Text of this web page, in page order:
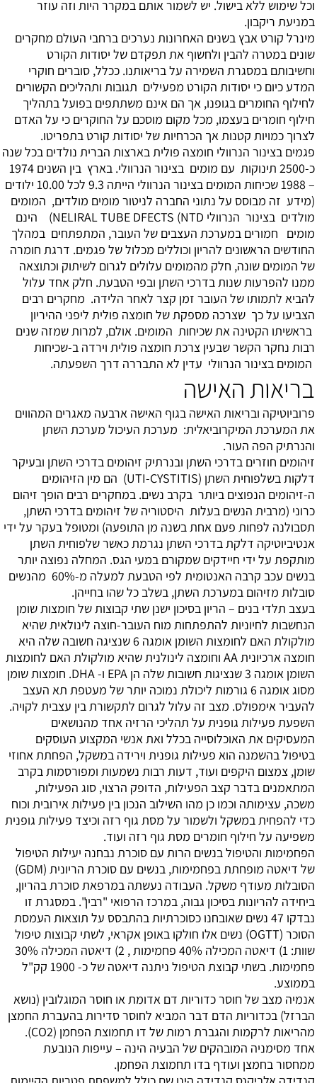
וכל שימוש ללא בישול. יש לשמור אותם במקרר היות וזה עוזר
במניעת ריקבון.
מינרל קורט אבץ בשנים האחרונות נערכים ברחבי העולם מחקרים
שונים במטרה להבין ולחשוף את תפקדם של יסודות הקורט
וחשיבותם במסגרת השמירה על בריאותנו. ככלל, סוברים חוקרי
המדע כיום כי יסודות הקורט מפעילים תגובות ותהליכים הקשורים
לחילוף החומרים בגופנו, אך הם אינם משתתפים בפועל בתהליך
חילוף חומרים בעצמו, מכל מקום מוסכם על החוקרים כי על האדם
לצרוך כמויות קטנות אך הכרחיות של יסודות קורט בתפריטו.
פגמים בצינור הנרוולי חומצה פולית בארצות הברית נולדים בכל שנה
כ-2500 תינוקות עם מומים בצינור הנרוולי. בארץ בין השנים 1974
– 1988 שכיחות המומים בצינור הנרוולי הייתה 9.3 לכל 10.00 ילודים
(מידע זה מבוסס על נתוני החברה לניטור מומים מולדים, המומים
מולדים בצינור הנרוולי NTD) NELIRAL TUBE DFECTS) הינם
מומים חמורים במערכת העצבים של העובר, המתפתחים במהלך
החודשים הראשונים להריון וכוללים מכלול של פגמים. דרגת חומרה
של המומים שונה, חלק מהמומים עלולים לגרום לשיתוק וכתוצאה
ממנו להפרעות שנות בדרכי השתן ובפי הטבעת. חלק אחד עלול
להביא לתמותו של העובר זמן קצר לאחר הלידה. מחקרים רבים
הצביעו על כך שצרכה מספקת של חומצה פולית ליפני ההיריון
בראשיתו הקטינה את שכיחות המומים. אולם, למרות שמזה שנים
רבות נחקר הקשר שבעין צרכת חומצה פולית וירדה ב-שכיחות
המומים בצינור הנרוולי עדין לא התבררה דרך השפעתה.
בריאות האישה
פרוביוטיקה ובריאות האישה בגוף האישה ארבעה מאגרים המהווים
את המערכת המיקרוביאלית: מערכת העיכול מערכת השתן
והנרתיק הפה העור.
זיהומים חוזרים בדרכי השתן ובנרתיק זיהומים בדרכי השתן ובעיקר
דלקות בשלפוחית השתן (UTI-CYSTITIS) הם מין הזיהומים
ה-זיהומים הנפוצים ביותר בקרב נשים. במחקרים רבים הופך זיהום
כרוני (מרבית הנשים בעלות היסטוריה של זיהומים בדרכי השתן,
תסבולנה לפחות פעם אחת בשנה מן התופעה) ומטופל בעקר על ידי
אנטיביוטיקה דלקת בדרכי השתן נגרמת כאשר שלפוחית השתן
מותקפת על ידי חיידקים שמקורם במעי הגס. המחלה נפוצה יותר
בנשים עכב קרבה האנטומית לפי הטבעת למעלה מ-60% מהנשים
סובלות מזיהום במערכת השתן, בשלב כל שהו בחייהן.
בעצב תלדי בנים – הריון בסיכון ישנן שתי קבוצות של חומצות שומן
הנחשבות לחיוניות להתפתחות מוח העובר-חוצה לינולאית שהיא
מולקולת האם לחומצות השומן אומגה 6 שנציגה חשובה שלה היא
חומצה ארכיונית AA וחומצה לינולנית שהיא מולקולת האם לחומצות
השומן אומגה 3 שנציגות חשובות שלה הן EPA ו- DHA. חומצות שומן
מסוג אומגה 6 גורמות ליכולת נמוכה יותר של מעטפת תא העצב
להעביר אימפולס. מצב זה עלול לגרום לתקשורת בין עצבית לקויה.
השפעת פעילות גופנית על תהליכי הרזיה אחד מהנושאים
המעסיקים את האוכלוסייה בכלל ואת אנשי המקצוע העוסקים
בטיפול בהשמנה הוא פעילות גופנית וירידה במשקל, הפחתת אחוזי
שומן, צמצום היקפים ועוד, דעות רבות נשמעות ומפורסמות בקרב
המתאמנים בדבר קצב הפעילות, הדופק הרצוי, סוג הפעילות,
משכה, עצימותה וכמו כן מהו השילוב הנכון בין פעילות אירובית וכוח
כדי להפחית במשקל ולשמור על מסת גוף רזה וכיצד פעילות גופנית
משפיעה על חילוף חומרים מסת גוף רזה ועוד.
הפחמימות והטיפול בנשים הרות עם סוכרת נבחנה יעילות הטיפול
של דיאטה מופחתת בפחמימות, בנשים עם סוכרת הריונית (GDM)
הסובלות מעודף משקל. העבודה נעשתה במרפאת סוכרת בהריון,
ביחידה להריונות בסיכון גבוה, במרכז הרפואי "רבין". במסגרת זו
נבדקו 47 נשים שאובחנו כסוכרתיות בהתבסס על תוצאות העמסת
הסוכר (OGTT) נשים אלו חולקו באופן אקראי, לשתי קבוצות טיפול
שוות: 1) דיאטה המכילה 40% פחמימות , 2) דיאטה המכילה 30%
פחמימות. בשתי קבוצת הטיפול ניתנה דיאטה של כ- 1900 קק"ל
בממוצע.
אנמיה מצב של חוסר כדוריות דם אדומת או חוסר המוגלובין (נושא
הברזל) בכדוריות הדם דבר המביא לחוסר סדירות בהעברת החמצן
מהריאות לרקמות והגברת רמות של דו תחמוצת הפחמן (CO2).
אחד מסימניה המובהקים של הבעיה הינה – עייפות הנובעת
ממחסור בחמצן ועודף בדו תחמוצת הפחמן.